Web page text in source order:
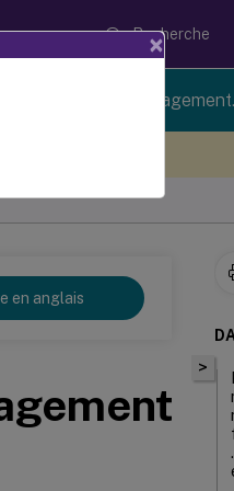
Recherche
of Profile Management.
en anglais
>
×